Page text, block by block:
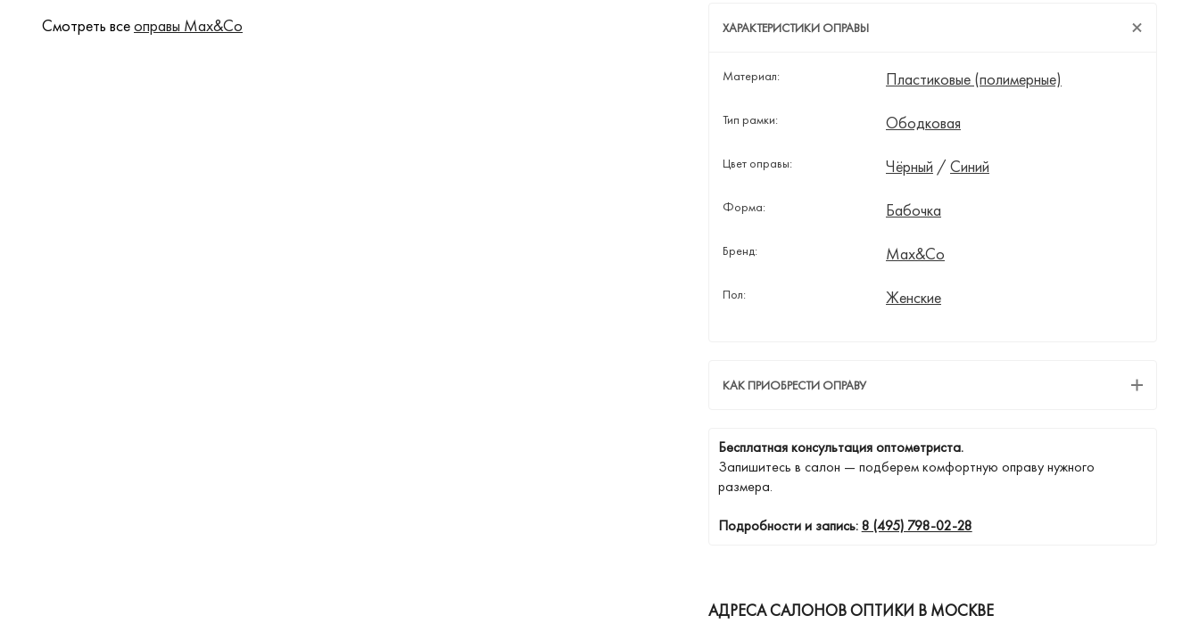
ХАРАКТЕРИСТИКИ ОПРАВЫ
Материал: Пластиковые (полимерные)
Тип рамки: Ободковая
Цвет оправы: Чёрный / Синий
Форма: Бабочка
Бренд: Max&Co
Пол: Женские
КАК ПРИОБРЕСТИ ОПРАВУ
Бесплатная консультация оптометриста.
Запишитесь в салон — подберем комфортную оправу нужного
размера.
Подробности и запись:8 (495) 798-02-28
АДРЕСА САЛОНОВ ОПТИКИ В МОСКВЕ
Смотреть всеоправы Max&Co